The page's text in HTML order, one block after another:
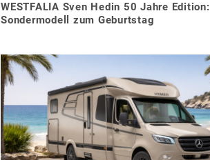
WESTFALIA Sven Hedin 50 Jahre Edition:
Sondermodell zum Geburtstag